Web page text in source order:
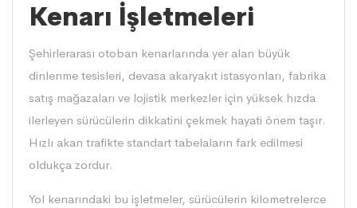
Kenarı İşletmeleri
Şehirlerarası otoban kenarlarında yer alan büyük
dinlenme tesisleri, devasa akaryakıt istasyonları, fabrika
satış mağazaları ve lojistik merkezler için yüksek hızda
ilerleyen sürücülerin dikkatini çekmek hayati önem taşır.
Hızlı akan trafikte standart tabelaların fark edilmesi
oldukça zordur.
Yol kenarındaki bu işletmeler, sürücülerin kilometrelerce